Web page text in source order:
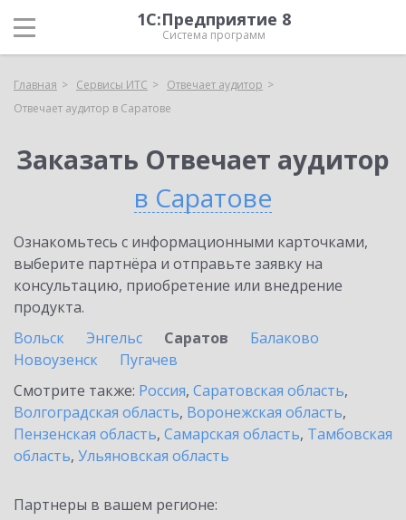
1С:Предприятие 8
Система программ
Главная Сервисы ИТС
Отвечает аудитор
Отвечает аудитор в Саратове
Заказать Отвечает аудитор
в Саратове
Ознакомьтесь с информационными карточками,
выберите партнёра и отправьте заявку на
консультацию, приобретение или внедрение
продукта.
Вольск
Энгельс Саратов
Балаково
Новоузенск
Пугачев
Смотрите также: Россия, Саратовская область,
Волгоградская область, Воронежская область,
Пензенская область, Самарская область, Тамбовская
область, Ульяновская область
Партнеры в вашем регионе: